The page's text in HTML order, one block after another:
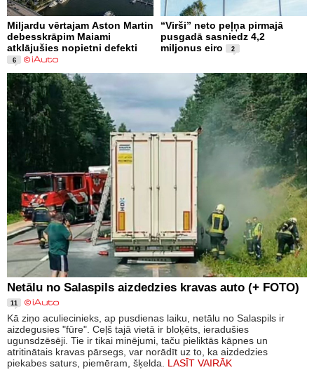
Miljardu vērtajam Aston Martin
debesskrāpim Maiami
atklājušies nopietni defekti
6
“Virši” neto peļņa pirmajā
pusgadā sasniedz 4,2
miljonus eiro
2
Netālu no Salaspils aizdedzies kravas auto (+ FOTO)
11
Kā ziņo aculiecinieks, ap pusdienas laiku, netālu no Salaspils ir
aizdegusies "fūre". Ceļš tajā vietā ir bloķēts, ieradušies
ugunsdzēsēji. Tie ir tikai minējumi, taču pieliktās kāpnes un
atritinātais kravas pārsegs, var norādīt uz to, ka aizdedzies
piekabes saturs, piemēram, šķelda. LASĪT VAIRĀK